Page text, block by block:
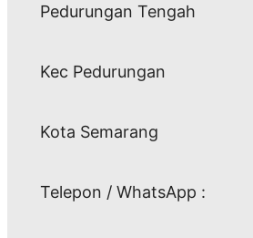
Pedurungan Tengah
Kec Pedurungan
Kota Semarang
Telepon / WhatsApp :